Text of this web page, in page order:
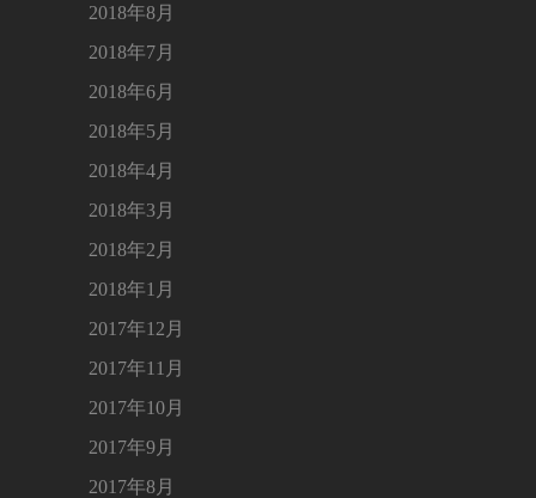
2018年8月
2018年7月
2018年6月
2018年5月
2018年4月
2018年3月
2018年2月
2018年1月
2017年12月
2017年11月
2017年10月
2017年9月
2017年8月